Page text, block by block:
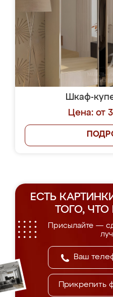
Шкаф-
Цена: от
ЕСТЬ
ТОГО,
Присылайте —
Прикрепить